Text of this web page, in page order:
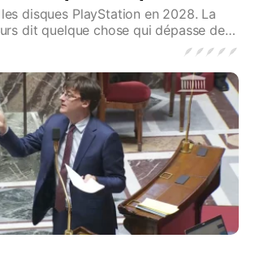
disques PlayStation en 2028. La
dit quelque chose qui dépasse de
🪶 🪶 🪶 🪶 🪶